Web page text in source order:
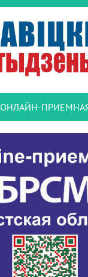
ОНЛАЙН-